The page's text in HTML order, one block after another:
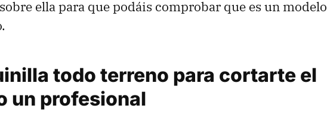
ella para que podáis comprobar que es un modelo
todo terreno para cortarte el
un profesional